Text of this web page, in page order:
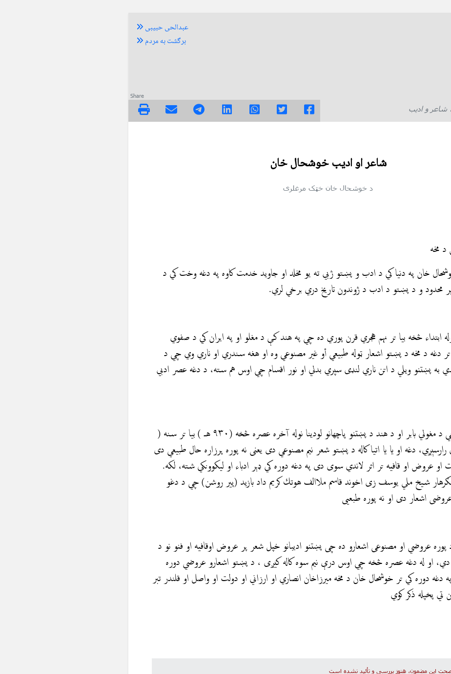
شاعر و ادیب
عبدالحی حبیبی
برگشت به مردم
Share
شاعر او اديب خوشحال خان
د خوشحال خان خټک مرغلری
مخه
خان په دنيا کي د ادب و پښتو ژبي ته یو مخلد او جاوید خدمت کاوه په دغه وخت کي د
محدود و د پښتو د ادب د ژوندون تاريخ دري برخي لري.
ابتداء څخه بیا تر نهم هجري قرن پوري ده چي په هند کې د مغلو او په ایران کي د صفوي
دغه د مخه د پښتو اشعار ټوله طبيعي أو غير مصنوعي وه او هغه سندري او ناري وي چي د
به پښتنو ویلي د اتن ناري لنډی سپري بدلي او نور اقسام چي اوس هم سته، د دغه عصر ادبي
(۲)دوهمه دوره چي د مغولي بابر او د هند د پښتنو پاچهانو لودينا نوله آخره عصره څخه (۹۳۰ هـ ) بیا تر سنه (
رارسېږي، دغه او يا يا اتيا کاله د پښتو شعر نیم مصنوعي دی یعنی نه پوره پرزاره حال طبيعي دی
او عروض او قافيه تر اثر لاندي سوی دی په دغه دوره کي ډېر ادباء او ليکوونکي شته، لکه.
شيخ ملي يوسف زی اخوند قاسم ملاالف هوتك كريم داد بازید (پیر روشن) چي د دغو
عروضی اشعار دی او نه پوره طبعیی
د پوره عروضي او مصنوعی اشعارو ده چی پښتنو ادیبانو خپل شعر پر عروض اوقافیه او فنو نو د
دي، او له دغه عصره څخه چي اوس درې نیم سوه کاله کیږی ، د پښتو اشعارو عروضي دوره
دوره کي تر خوشحال خان د مخه میرزاخان انصاري او ارزاني او دولت او واصل او قلندر تبر
پخپله ذكر كوي
صحت این مضمون، هنوز بررسی و تأئید نشده است